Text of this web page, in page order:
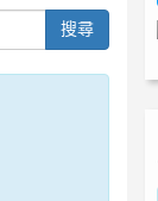
搜尋